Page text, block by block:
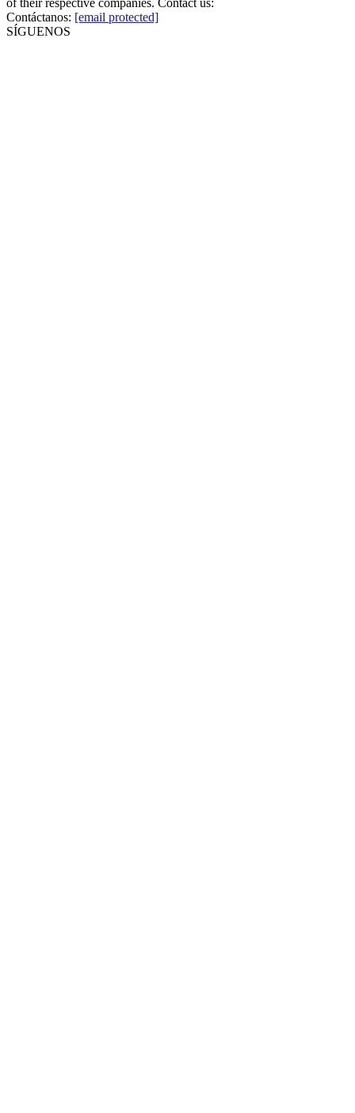
Contáctanos: [email protected]
SÍGUENOS